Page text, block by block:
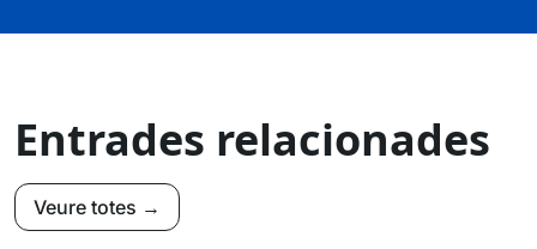
Entrades relacionades
Veure totes →